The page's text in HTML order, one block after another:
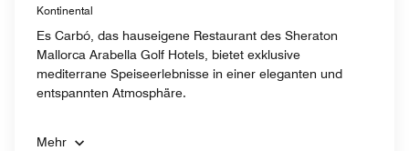
Kontinental
Es Carbó, das hauseigene Restaurant des Sheraton
Mallorca Arabella Golf Hotels, bietet exklusive
mediterrane Speiseerlebnisse in einer eleganten und
entspannten Atmosphäre.
Mehr